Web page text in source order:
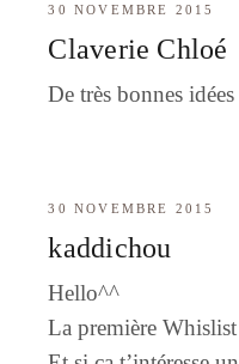
30 NOVEMBRE 2015
Claverie Chloé
De très bonnes
30 NOVEMBRE 2015
kaddichou
Hello^^
La première